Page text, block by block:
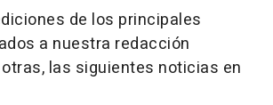
de los principales
a nuestra redacción
las siguientes noticias en